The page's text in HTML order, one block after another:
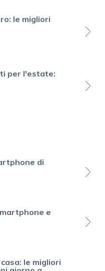
le migliori
per l'estate:
di
e
le migliori